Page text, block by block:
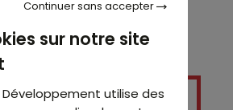
sur notre site
utilise des
Continuer sans accepter